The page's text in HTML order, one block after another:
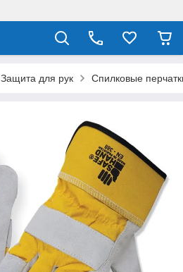
Защита для рук Спилковые